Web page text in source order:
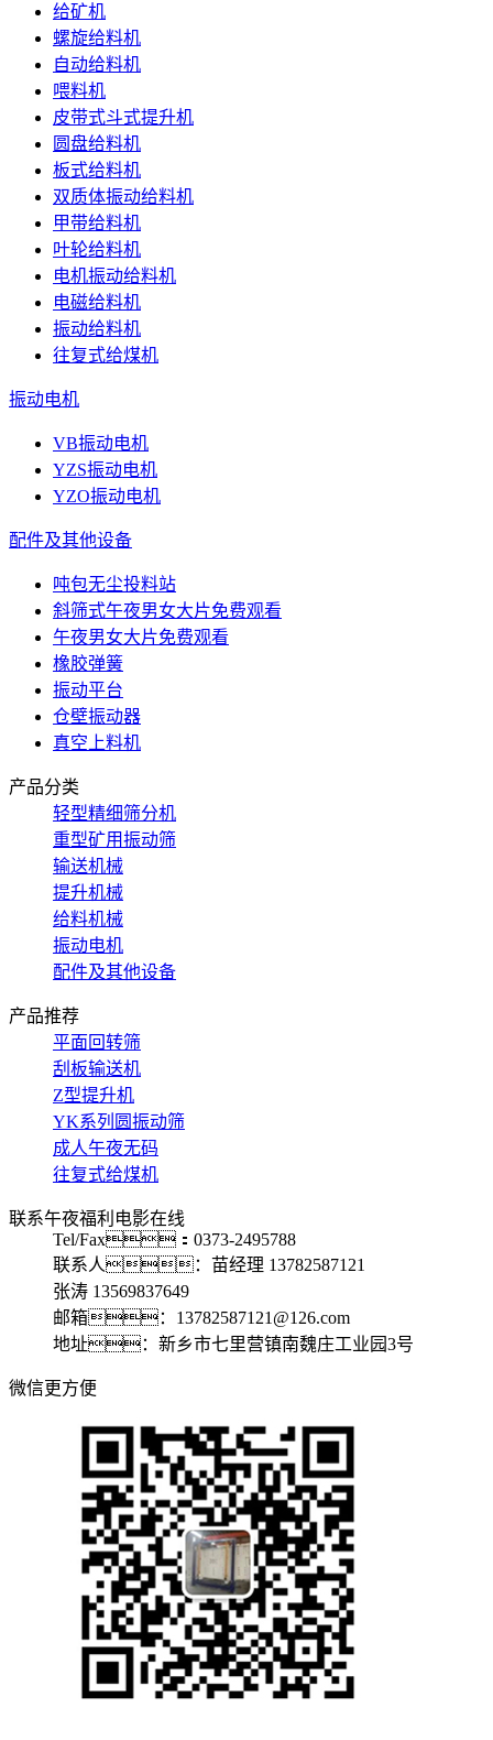
给矿机
螺旋给料机
自动给料机
喂料机
皮带式斗式提升机
圆盘给料机
板式给料机
双质体振动给料机
甲带给料机
叶轮给料机
电机振动给料机
电磁给料机
振动给料机
往复式给煤机
振动电机
VB振动电机
YZS振动电机
YZO振动电机
配件及其他设备
吨包无尘投料站
斜筛式午夜男女大片免费观看
午夜男女大片免费观看
橡胶弹簧
振动平台
仓壁振动器
真空上料机
产品分类
轻型精细筛分机
重型矿用振动筛
输送机械
提升机械
给料机械
振动电机
配件及其他设备
产品推荐
平面回转筛
刮板输送机
Z型提升机
YK系列圆振动筛
成人午夜无码
往复式给煤机
联系午夜福利电影在线
Tel/Fax：0373-2495788
联系人：苗经理 13782587121
张涛 13569837649
邮箱：13782587121@126.com
地址：新乡市七里营镇南魏庄工业园3号
微信更方便